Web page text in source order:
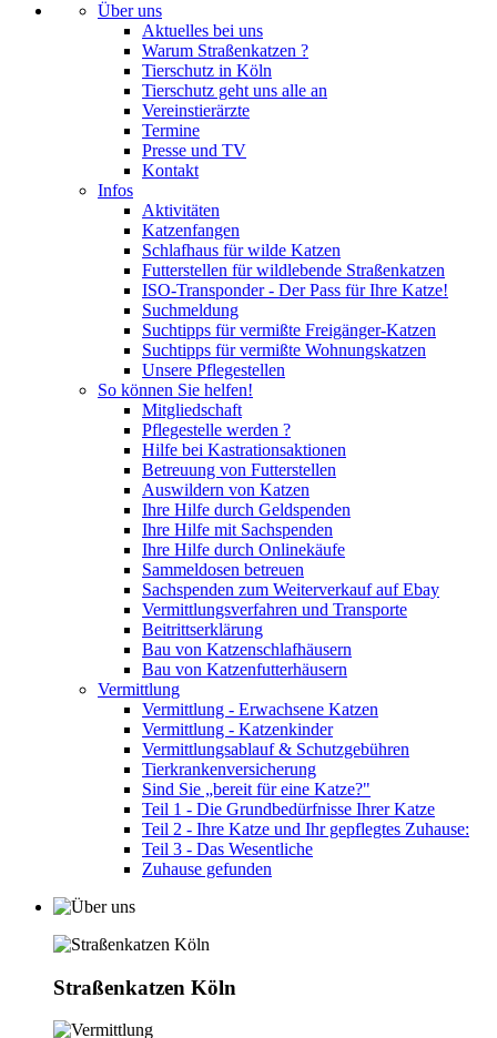
Über uns
Aktuelles bei uns
Warum Straßenkatzen ?
Tierschutz in Köln
Tierschutz geht uns alle an
Vereinstierärzte
Termine
Presse und TV
Kontakt
Infos
Aktivitäten
Katzenfangen
Schlafhaus für wilde Katzen
Futterstellen für wildlebende Straßenkatzen
ISO-Transponder - Der Pass für Ihre Katze!
Suchmeldung
Suchtipps für vermißte Freigänger-Katzen
Suchtipps für vermißte Wohnungskatzen
Unsere Pflegestellen
So können Sie helfen!
Mitgliedschaft
Pflegestelle werden ?
Hilfe bei Kastrationsaktionen
Betreuung von Futterstellen
Auswildern von Katzen
Ihre Hilfe durch Geldspenden
Ihre Hilfe mit Sachspenden
Ihre Hilfe durch Onlinekäufe
Sammeldosen betreuen
Sachspenden zum Weiterverkauf auf Ebay
Vermittlungsverfahren und Transporte
Beitrittserklärung
Bau von Katzenschlafhäusern
Bau von Katzenfutterhäusern
Vermittlung
Vermittlung - Erwachsene Katzen
Vermittlung - Katzenkinder
Vermittlungsablauf & Schutzgebühren
Tierkrankenversicherung
Sind Sie „bereit für eine Katze?"
Teil 1 - Die Grundbedürfnisse Ihrer Katze
Teil 2 - Ihre Katze und Ihr gepflegtes Zuhause:
Teil 3 - Das Wesentliche
Zuhause gefunden
Straßenkatzen Köln